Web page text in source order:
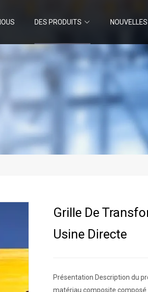
DES PRODUITS NOUVELLES
Grille De
Usine Directe
Présentation Description du
matériau composite composé